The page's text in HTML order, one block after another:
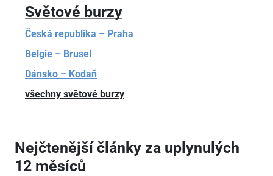
Světové burzy
Česká republika – Praha
Belgie – Brusel
Dánsko – Kodaň
všechny světové burzy
Nejčtenější články za uplynulých
12 měsíců